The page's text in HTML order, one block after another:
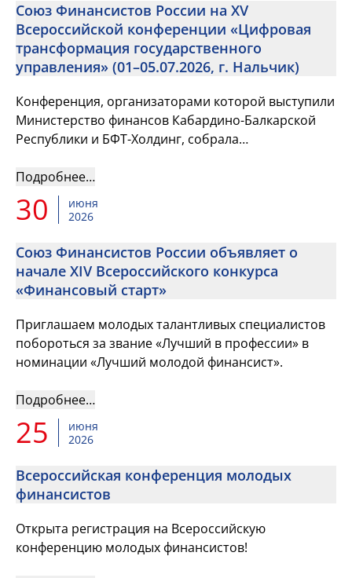
Союз Финансистов России на XV
Всероссийской конференции «Цифровая
трансформация государственного
управления» (01–05.07.2026, г. Нальчик)
Конференция, организаторами которой выступили
Министерство финансов Кабардино-Балкарской
Республики и БФТ-Холдинг, собрала
муниципальных органов власти, а та...
Подробнее…
30
июня
2026
Союз Финансистов России объявляет о
начале XIV Всероссийского конкурса
«Финансовый старт»
Приглашаем молодых талантливых специалистов
побороться за звание «Лучший в профессии» в
номинации «Лучший молодой финансист».
Подробнее…
25
июня
2026
Всероссийская конференция молодых
финансистов
Открыта регистрация на Всероссийскую
конференцию молодых финансистов!